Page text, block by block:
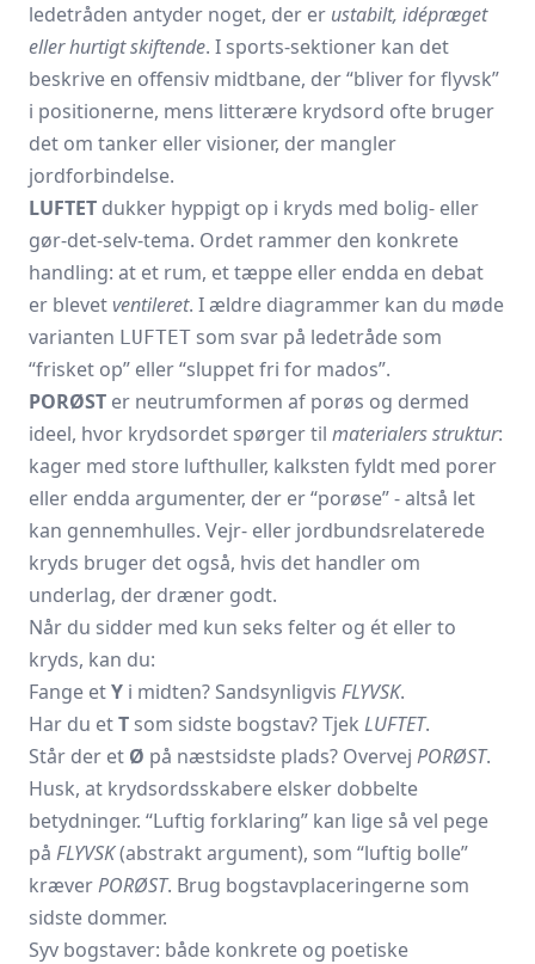
ledetråden antyder noget, der er ustabilt, idépræget
eller hurtigt skiftende. I sports-sektioner kan det
beskrive en offensiv midtbane, der “bliver for flyvsk”
i positionerne, mens litterære krydsord ofte bruger
det om tanker eller visioner, der mangler
jordforbindelse.
LUFTET dukker hyppigt op i kryds med bolig- eller
gør-det-selv-tema. Ordet rammer den konkrete
handling: at et rum, et tæppe eller endda en debat
er blevetventileret. I ældre diagrammer kan du møde
varianten LUFTET som svar på ledetråde som
“frisket op” eller “sluppet fri for mados”.
PORØST er neutrumformen af porøs og dermed
ideel, hvor krydsordet spørger til materialers struktur:
kager med store lufthuller, kalksten fyldt med porer
eller endda argumenter, der er “porøse” - altså let
kan gennemhulles. Vejr- eller jordbundsrelaterede
kryds bruger det også, hvis det handler om
underlag, der dræner godt.
Når du sidder med kun seks felter og ét eller to
kryds, kan du:
Fange etY i midten? Sandsynligvis FLYVSK.
Har du etT som sidste bogstav? Tjek LUFTET.
Står der et Ø på næstsidste plads? Overvej PORØST.
Husk, at krydsordsskabere elsker dobbelte
betydninger. “Luftig forklaring” kan lige så vel pege
på FLYVSK(abstrakt argument), som “luftig bolle”
kræverPORØST. Brug bogstavplaceringerne som
sidste dommer.
Syv bogstaver: både konkrete og poetiske